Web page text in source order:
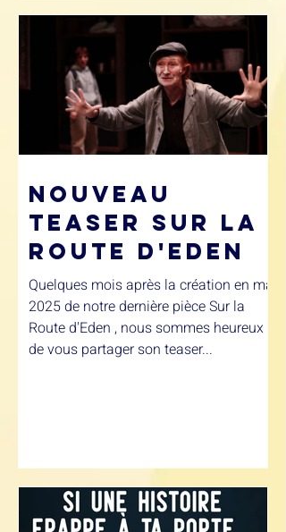
Potter, Naruto…), il voyage jusqu’à
l’origine de l’écriture, et même au-delà.
Sur sa route il
Nouveau
Teaser Sur la
Route d'eden
Quelques mois après la création en mai
2025 de notre dernière pièce Sur la
Route d'Eden , nous sommes heureux
de vous partager son teaser...